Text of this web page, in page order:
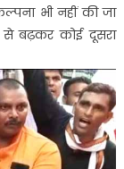
भी नहीं की जा
से बढ़कर कोई दूसरा